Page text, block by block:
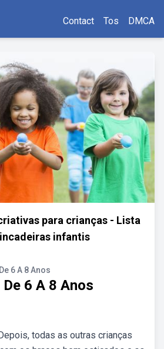
Contact Tos DMCA
para crianças - Lista
infantis
6 A 8 Anos
6 A 8 Anos
todas as outras crianças